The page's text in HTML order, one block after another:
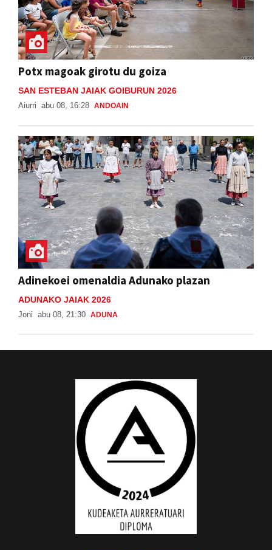
Potx magoak girotu du goiza
SAN ESTEBAN JAIAK GOIBURUN 2026
Aiurri abu 08, 16:28 ANDOAIN
Adinekoei omenaldia Adunako plazan
ADUNAKO JAIAK 2026
Joni abu 08, 21:30 ADUNA